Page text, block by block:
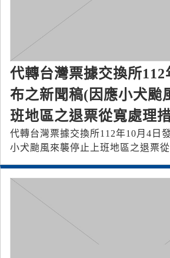
代轉台灣票據交換所112
布之新聞稿(因應小犬颱
班地區之退票從寬處理
代轉台灣票據交換所112年10月4日
小犬颱風來襲停止上班地區之退票